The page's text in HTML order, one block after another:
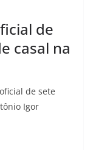
de
casal na
de sete
Igor